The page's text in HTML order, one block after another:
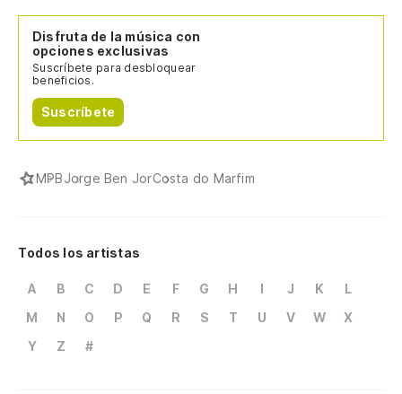
Disfruta de la música con
opciones exclusivas
Suscríbete para desbloquear
beneficios.
Suscríbete
MPBJorge Ben JorCosta do Marfim
Todos los artistas
A B C D E F G H I J K
L
M
N O P Q R S T U V W
X
Y
Z #